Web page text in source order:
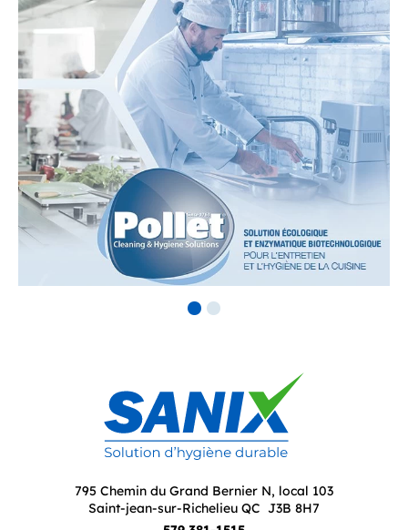
795 Chemin du Grand Bernier N, local 103
Saint-jean-sur-Richelieu QC J3B 8H7